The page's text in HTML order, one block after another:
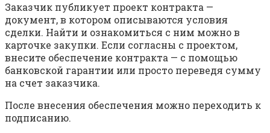
Заказчик публикует проект контракта —
документ, в котором описываются условия
сделки. Найти и ознакомиться с ним можно в
карточке закупки. Если согласны с проектом,
внесите обеспечение контракта — с помощью
банковской гарантии или просто переведя сумму
на счет заказчика.
После внесения обеспечения можно переходить к
подписанию.